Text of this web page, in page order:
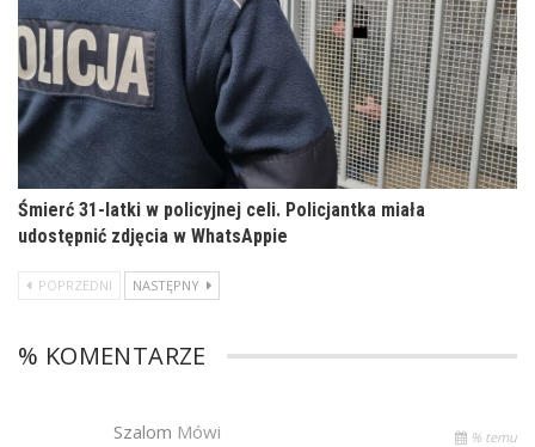
Śmierć 31-latki w policyjnej celi. Policjantka miała
udostępnić zdjęcia w WhatsAppie
POPRZEDNI NASTĘPNY
% KOMENTARZE
Szalom Mówi % temu